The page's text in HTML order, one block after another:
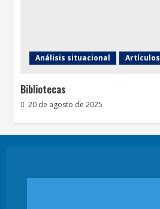
Análisis situacional Artículos
Bibliotecas
20 de agosto de 2025